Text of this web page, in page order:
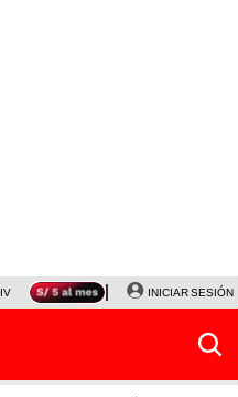
NALDY SALDAÑA LA BELLA LUZ
INICIAR SESIÓN